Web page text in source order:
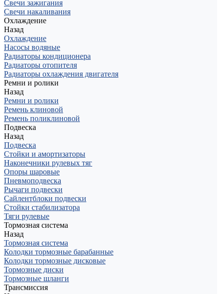
Свечи зажигания
Свечи накаливания
Охлаждение
Назад
Охлаждение
Насосы водяные
Радиаторы кондиционера
Радиаторы отопителя
Радиаторы охлаждения двигателя
Ремни и ролики
Назад
Ремни и ролики
Ремень клиновой
Ремень поликлиновой
Подвеска
Назад
Подвеска
Стойки и амортизаторы
Наконечники рулевых тяг
Опоры шаровые
Пневмоподвеска
Рычаги подвески
Сайлентблоки подвески
Стойки стабилизатора
Тяги рулевые
Тормозная система
Назад
Тормозная система
Колодки тормозные барабанные
Колодки тормозные дисковые
Тормозные диски
Тормозные шланги
Трансмиссия